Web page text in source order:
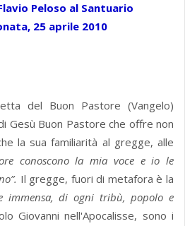
Peloso al Santuario
25 aprile 2010
del Buon Pastore (Vangelo)
Gesù Buon Pastore che offre non
la sua familiarità al gregge, alle
conoscono la mia voce e io le
Il gregge, fuori di metafora è la
immensa, di ogni tribù, popolo e
Giovanni nell'Apocalisse, sono i